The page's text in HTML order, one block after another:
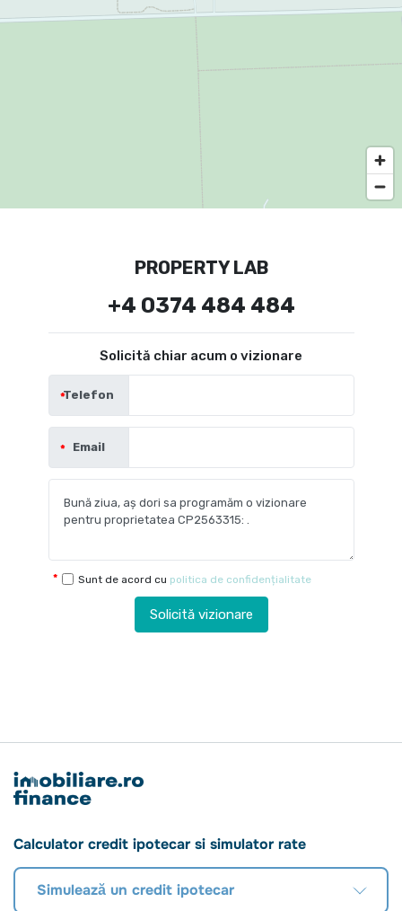
PROPERTY LAB
+4 0374 484 484
Solicită chiar acum o vizionare
Telefon
Email
Sunt de acord cu politica de confidențialitate
Solicită vizionare